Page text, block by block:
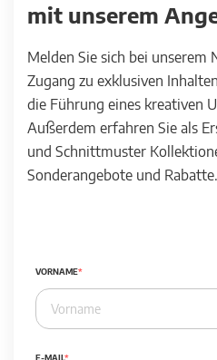
mit unserem
Melden Sie sich bei unserem
Zugang zu exklusiven
die Führung eines kreativen
Außerdem erfahren Sie als
und Schnittmuster
Sonderangebote und Rabatte.
VORNAME